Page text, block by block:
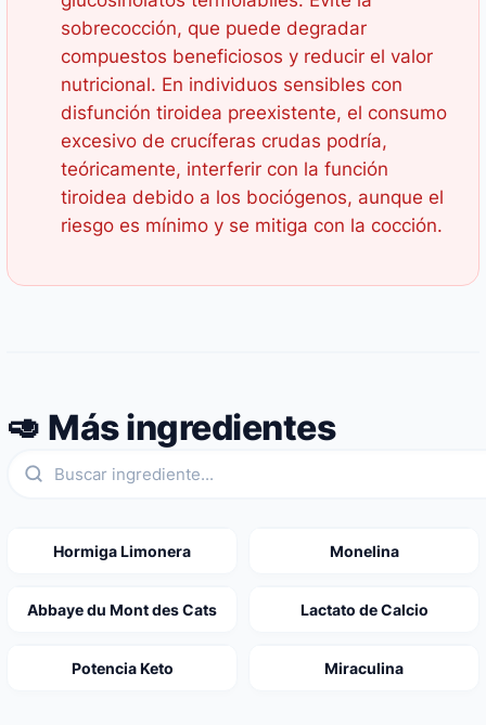
sobrecocción, que puede degradar
compuestos beneficiosos y reducir el valor
nutricional. En individuos sensibles con
disfunción tiroidea preexistente, el consumo
excesivo de crucíferas crudas podría,
teóricamente, interferir con la función
tiroidea debido a los bociógenos, aunque el
riesgo es mínimo y se mitiga con la cocción.
🥑 Más ingredientes
Hormiga Limonera Monelina
Abbaye du Mont des Cats Lactato de Calcio
Potencia Keto Miraculina